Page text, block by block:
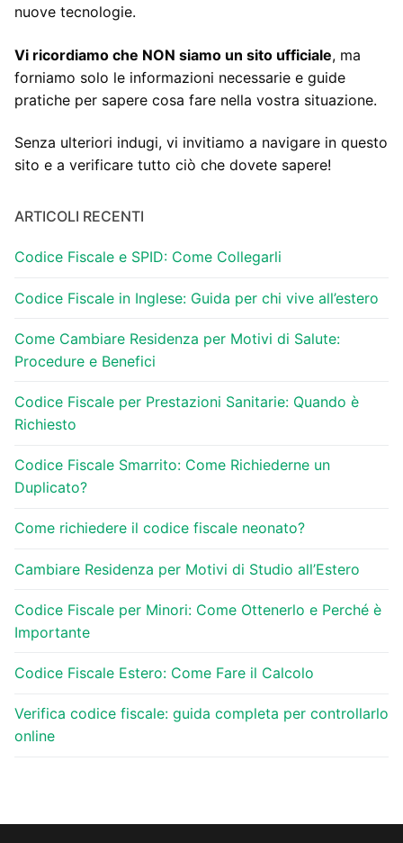
nuove tecnologie.
Vi ricordiamo che NON siamo un sito ufficiale, ma
forniamo solo le informazioni necessarie e guide
pratiche per sapere cosa fare nella vostra situazione.
Senza ulteriori indugi, vi invitiamo a navigare in questo
sito e a verificare tutto ciò che dovete sapere!
ARTICOLI RECENTI
Codice Fiscale e SPID: Come Collegarli
Codice Fiscale in Inglese: Guida per chi vive all’estero
Come Cambiare Residenza per Motivi di Salute:
Procedure e Benefici
Codice Fiscale per Prestazioni Sanitarie: Quando è
Richiesto
Codice Fiscale Smarrito: Come Richiederne un
Duplicato?
Come richiedere il codice fiscale neonato?
Cambiare Residenza per Motivi di Studio all’Estero
Codice Fiscale per Minori: Come Ottenerlo e Perché è
Importante
Codice Fiscale Estero: Come Fare il Calcolo
Verifica codice fiscale: guida completa per controllarlo
online